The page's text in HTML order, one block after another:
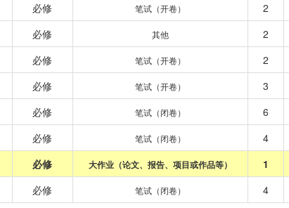
必修 笔试（开卷） 2
必修 其他 2
必修 笔试（开卷） 2
必修 笔试（开卷） 3
必修 笔试（闭卷） 6
必修 笔试（闭卷） 4
必修 大作业（论文、报告、项目或作品等） 1
必修 笔试（闭卷） 4